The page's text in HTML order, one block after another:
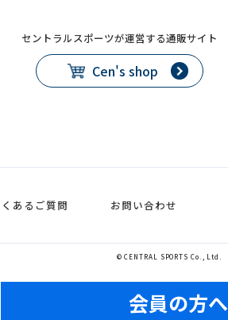
セントラルスポーツが運営する通販サイト
Cen's shop
あるご質問 お問い合わせ
© CENTRAL SPORTS Co., Ltd.
会員の方へ